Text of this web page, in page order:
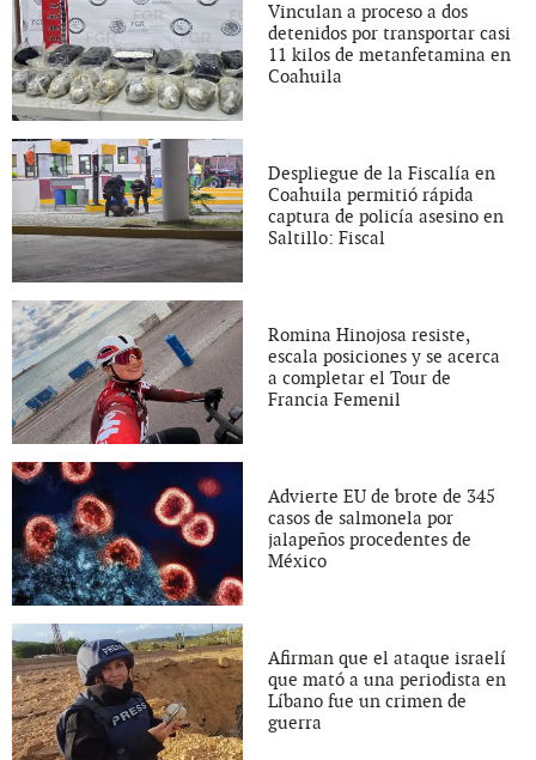
Vinculan a proceso a dos
detenidos por transportar casi
11 kilos de metanfetamina en
Coahuila
Despliegue de la Fiscalía en
Coahuila permitió rápida
captura de policía asesino en
Saltillo: Fiscal
Romina Hinojosa resiste,
escala posiciones y se acerca
a completar el Tour de
Francia Femenil
Advierte EU de brote de 345
casos de salmonela por
jalapeños procedentes de
México
Afirman que el ataque israelí
que mató a una periodista en
Líbano fue un crimen de
guerra